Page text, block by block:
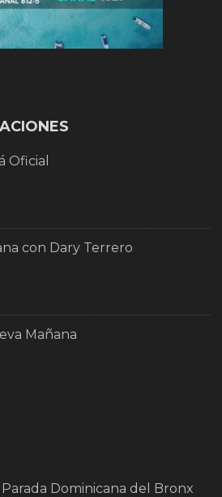
Oficial
con Dary Terrero
Mañana
Parada Dominicana del Bronx